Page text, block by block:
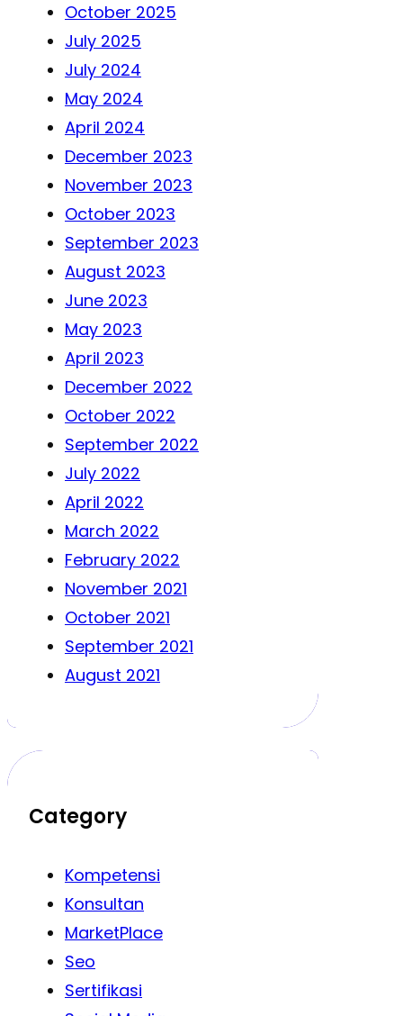
October 2025
July 2025
July 2024
May 2024
April 2024
December 2023
November 2023
October 2023
September 2023
August 2023
June 2023
May 2023
April 2023
December 2022
October 2022
September 2022
July 2022
April 2022
March 2022
February 2022
November 2021
October 2021
September 2021
August 2021
Category
Kompetensi
Konsultan
MarketPlace
Seo
Sertifikasi